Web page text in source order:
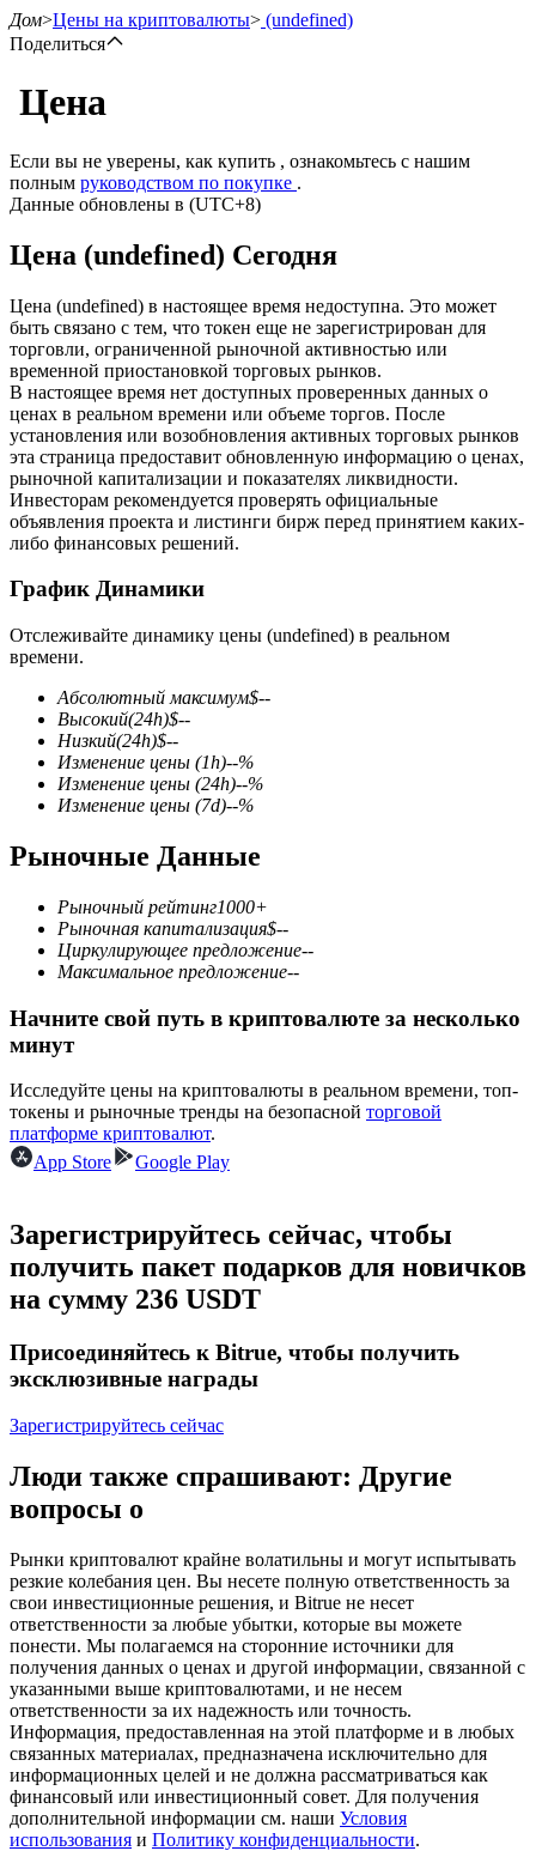
USDT-фьючерсы
Фьючерсы с использованием USDT в качестве
обеспечения
Фьючерсы на COIN-M
Криптовалютные фьючерсы
TradFi
Деривативы на акции, форекс, драгоценные металлы и
сырьевые товары
USDC фьючерсы
Фьючерсы с использованием USDC в качестве
Копирование торговли
Присоединяйтесь к лучшим трейдерам
Станьте копи-трейдером
Наслаждайтесь распределением прибыли и комиссиями
за копи-трейдинг
Дом>Цены на криптовалюты> (undefined)
Поделиться
Цена
Если вы не уверены, как купить , ознакомьтесь с нашим
полным руководством по покупке .
Данные обновлены в (UTC+8)
Цена (undefined) Сегодня
Цена (undefined) в настоящее время недоступна. Это может
быть связано с тем, что токен еще не зарегистрирован для
торговли, ограниченной рыночной активностью или
временной приостановкой торговых рынков.
В настоящее время нет доступных проверенных данных о
ценах в реальном времени или объеме торгов. После
установления или возобновления активных торговых рынков
эта страница предоставит обновленную информацию о ценах,
рыночной капитализации и показателях ликвидности.
Инвесторам рекомендуется проверять официальные
объявления проекта и листинги бирж перед принятием каких-
либо финансовых решений.
График Динамики
Отслеживайте динамику цены (undefined) в реальном
времени.
Абсолютный максимум$--
Высокий(24h)$--
Низкий(24h)$--
Изменение цены (1h)--%
Изменение цены (24h)--%
Изменение цены (7d)--%
Рыночные Данные
Рыночный рейтинг1000+
Рыночная капитализация$--
Циркулирующее предложение--
Максимальное предложение--
Начните свой путь в криптовалюте за несколько
минут
Исследуйте цены на криптовалюты в реальном времени, топ-
токены и рыночные тренды на безопасной торговой
платформе криптовалют.
App Store
Google Play
Зарегистрируйтесь сейчас, чтобы
получить пакет подарков для новичков
на сумму 236 USDT
Присоединяйтесь к Bitrue, чтобы получить
эксклюзивные награды
Зарегистрируйтесь сейчас
Люди также спрашивают: Другие
вопросы о
Рынки криптовалют крайне волатильны и могут испытывать
резкие колебания цен. Вы несете полную ответственность за
свои инвестиционные решения, и Bitrue не несет
ответственности за любые убытки, которые вы можете
понести. Мы полагаемся на сторонние источники для
получения данных о ценах и другой информации, связанной с
указанными выше криптовалютами, и не несем
ответственности за их надежность или точность.
Информация, предоставленная на этой платформе и в любых
связанных материалах, предназначена исключительно для
информационных целей и не должна рассматриваться как
финансовый или инвестиционный совет. Для получения
дополнительной информации см. наши Условия
использования и Политику конфиденциальности.